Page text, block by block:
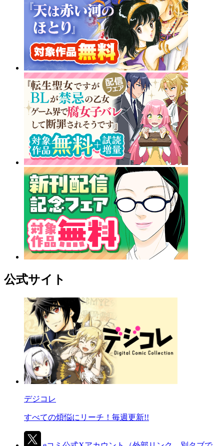
公式サイト
デジコレ
すべての煩悩にリーチ！毎週更新!!